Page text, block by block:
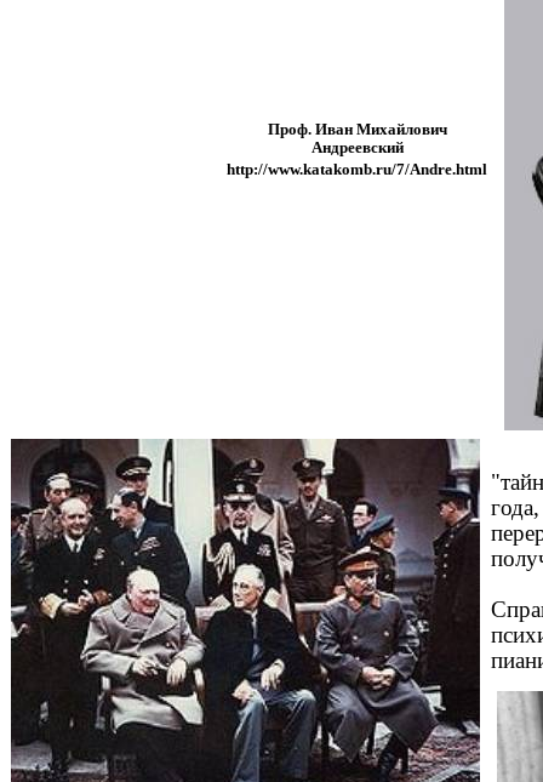
Проф. Иван Михайлович
Андреевский
http://www.katakomb.ru/7/Andre.html